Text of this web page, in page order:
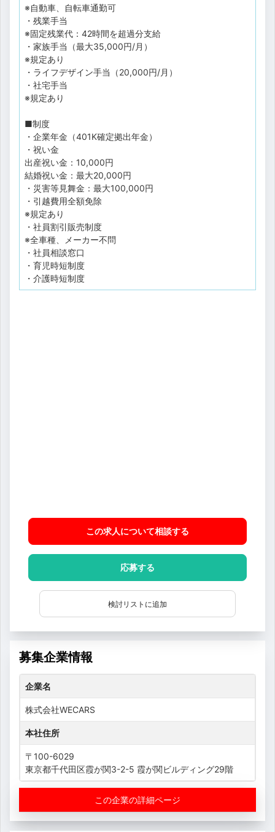
※自動車、自転車通勤可
・残業手当
※固定残業代：42時間を超過分支給
・家族手当（最大35,000円/月）
※規定あり
・ライフデザイン手当（20,000円/月）
・社宅手当
※規定あり
■制度
・企業年金（401K確定拠出年金）
・祝い金
出産祝い金：10,000円
結婚祝い金：最大20,000円
・災害等見舞金：最大100,000円
・引越費用全額免除
※規定あり
・社員割引販売制度
※全車種、メーカー不問
・社員相談窓口
・育児時短制度
・介護時短制度
この求人について相談する
応募する
検討リストに追加
募集企業情報
企業名
株式会社WECARS
本社住所
〒100-6029
東京都千代田区霞が関3-2-5 霞が関ビルディング29階
この企業の詳細ページ